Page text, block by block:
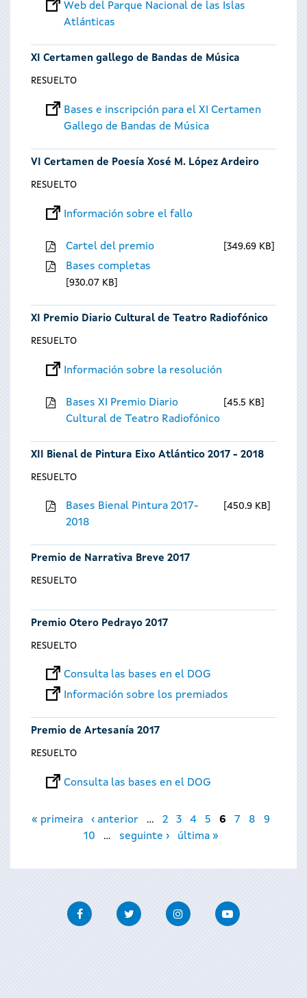
Web del Parque Nacional de las Islas
Atlánticas
XI Certamen gallego de Bandas de Música
RESUELTO
Bases e inscripción para el XI Certamen
Gallego de Bandas de Música
VI Certamen de Poesía Xosé M. López Ardeiro
RESUELTO
Información sobre el fallo
Cartel del premio 349.69 KB
Bases completas
930.07 KB
XI Premio Diario Cultural de Teatro Radiofónico
RESUELTO
Información sobre la resolución
Bases XI Premio Diario
Cultural de Teatro Radiofónico
45.5 KB
XII Bienal de Pintura Eixo Atlántico 2017 - 2018
RESUELTO
Bases Bienal Pintura 2017-
2018
450.9 KB
Premio de Narrativa Breve 2017
RESUELTO
Premio Otero Pedrayo 2017
RESUELTO
Consulta las bases en el DOG
Información sobre los premiados
Premio de Artesanía 2017
RESUELTO
Consulta las bases en el DOG
Páginas
« primeira ‹ anterior … 2 3 4 5 6 7 8
9
10
… seguinte › última »
FacebookTwitter InstagramYoutube